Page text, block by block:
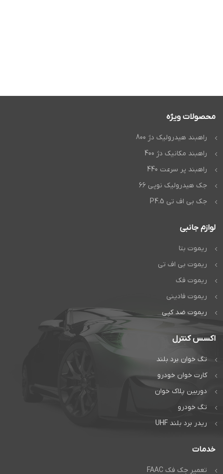
محصولات ویژه
راهبند هیدرولیک دژ 800
راهبند مکانیک دژ 400
راهبند پر سرعت 440
جک هیدرولیک نوپی 66
جک بی اف تی P4.5
لوازم جانبی
ریموت بتا
ریموت بی اف تی
ریموت فک
ریموت فادینی
ریموت ضد کپی
اکسس کنترل
تگ خوان برد بلند
کارت خوان خودرو
دوربین پلاک خوان
تگ خودرو
ریدر برد بلند UHF
خدمات
تعمیر جک فک FAAC